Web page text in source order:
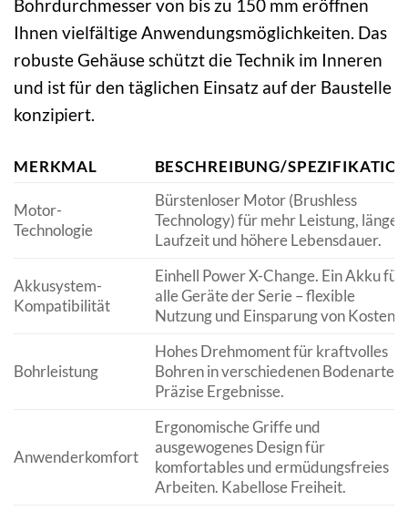
Bohrdurchmesser von bis zu 150 mm eröffnen
Ihnen vielfältige Anwendungsmöglichkeiten. Das
robuste Gehäuse schützt die Technik im Inneren
und ist für den täglichen Einsatz auf der Baustelle
konzipiert.
MERKMAL BESCHREIBUNG/
Motor-
Technologie
Bürstenloser Motor (Brushless
Technology) für mehr Leistung,
Laufzeit und höhere Lebensdauer.
Akkusystem-
Kompatibilität
Einhell Power X-Change. Ein Akku für
alle Geräte der Serie – flexible
Nutzung und Einsparung von Kosten.
Bohrleistung
Hohes Drehmoment für kraftvolles
Bohren in verschiedenen Bodenarten.
Präzise Ergebnisse.
Anwenderkomfort
Ergonomische Griffe und
ausgewogenes Design für
komfortables und ermüdungsfreies
Arbeiten. Kabellose Freiheit.